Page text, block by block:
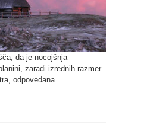
da je nocojšnja
zaradi izrednih razmer
odpovedana.